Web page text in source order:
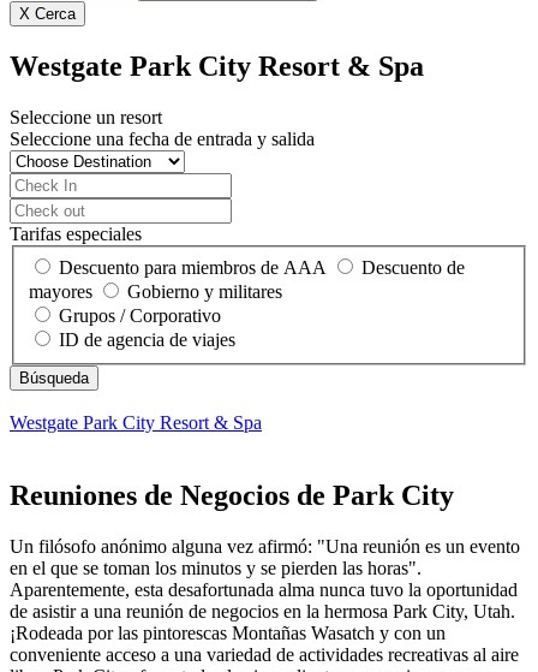
X Cerca
Westgate Park City Resort & Spa
Seleccione un resort
Seleccione una fecha de entrada y salida
Tarifas especiales
Descuento para miembros de AAA
Descuento de
mayores
Gobierno y militares
Grupos / Corporativo
ID de agencia de viajes
Westgate Park City Resort & Spa
Reuniones de Negocios de Park City
Un filósofo anónimo alguna vez afirmó: "Una reunión es un evento
en el que se toman los minutos y se pierden las horas".
Aparentemente, esta desafortunada alma nunca tuvo la oportunidad
de asistir a una reunión de negocios en la hermosa Park City, Utah.
¡Rodeada por las pintorescas Montañas Wasatch y con un
conveniente acceso a una variedad de actividades recreativas al aire